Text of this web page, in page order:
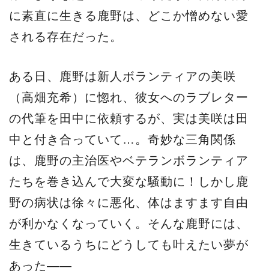
に素直に生きる鹿野は、どこか憎めない愛
される存在だった。
ある日、鹿野は新人ボランティアの美咲
（高畑充希）に惚れ、彼女へのラブレター
の代筆を田中に依頼するが、実は美咲は田
中と付き合っていて…。奇妙な三角関係
は、鹿野の主治医やベテランボランティア
たちを巻き込んで大変な騒動に！しかし鹿
野の病状は徐々に悪化、体はますます自由
が利かなくなっていく。そんな鹿野には、
生きているうちにどうしても叶えたい夢が
あった――